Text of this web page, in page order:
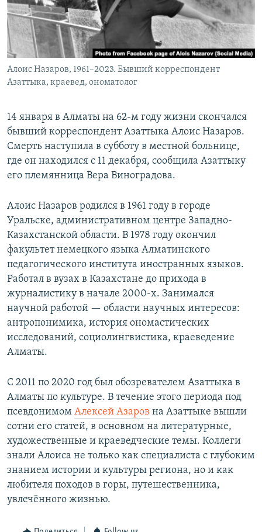
Алоис Назаров, 1961–2023. Бывший корреспондент
Азаттыка, краевед, ономатолог
14 января в Алматы на 62-м году жизни скончался
бывший корреспондент Азаттыка Алоис Назаров.
Смерть наступила в субботу в местной больнице,
где он находился с 11 декабря, сообщила Азаттыку
его племянница Вера Виноградова.
Алоис Назаров родился в 1961 году в городе
Уральске, административном центре Западно-
Казахстанской области. В 1978 году окончил
факультет немецкого языка Алматинского
педагогического института иностранных языков.
Работал в вузах в Казахстане до прихода в
журналистику в начале 2000-х. Занимался
научной работой — области научных интересов:
антропонимика, история ономастических
исследований, социолингвистика, краеведение
Алматы.
С 2011 по 2020 год был обозревателем Азаттыка в
Алматы по культуре. В течение этого периода под
псевдонимом Алексей Азаров на Азаттыке вышли
сотни его статей, в основном на литературные,
художественные и краеведческие темы. Коллеги
знали Алоиса не только как специалиста с глубоким
знанием истории и культуры региона, но и как
любителя походов в горы, путешественника,
увлечённого жизнью.